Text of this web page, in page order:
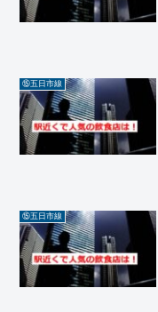
⑮五日市線
⑮五日市線